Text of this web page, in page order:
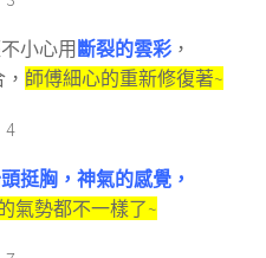
小心用 斷裂的雲彩 ，
師傅細心的重新修復著~
挺胸，神氣的感覺，
氣勢都不一樣了~